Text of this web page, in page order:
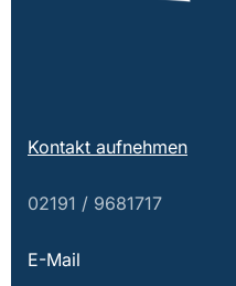
Kontakt aufnehmen
02191 / 9681717
E-Mail